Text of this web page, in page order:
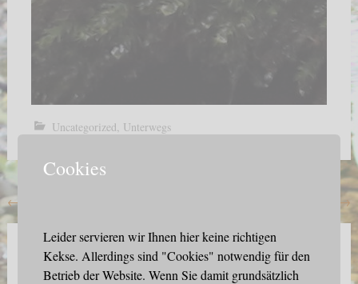
Uncategorized, Unterwegs
Beitragsnavigation
← →
Suche
nach:
Cookies
Leider servieren wir Ihnen hier keine richtigen
Kekse. Allerdings sind "Cookies" notwendig für den
Betrieb der Website. Wenn Sie damit grundsätzlich